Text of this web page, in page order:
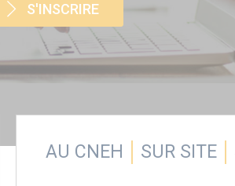
S'INSCRIRE
AU CNEH SUR SITE